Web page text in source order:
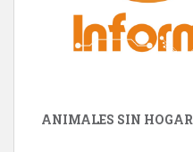
ANIMALES SIN HOGAR